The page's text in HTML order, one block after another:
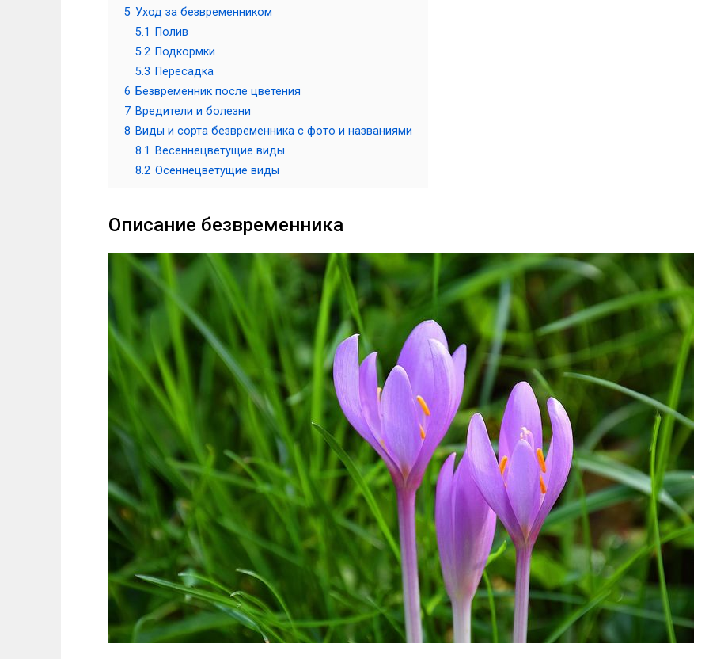
5 Уход за безвременником
5.1
Полив
5.2 Подкормки
5.3 Пересадка
6 Безвременник после цветения
7 Вредители и болезни
8 Виды и сорта безвременника с фото и названиями
8.1
Весеннецветущие виды
8.2 Осеннецветущие виды
Описание безвременника